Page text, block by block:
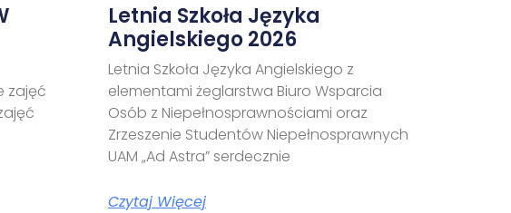
zajęć
Letnia Szkoła Języka
Angielskiego 2026
Letnia Szkoła Języka Angielskiego z
elementami żeglarstwa Biuro Wsparcia
Osób z Niepełnosprawnościami oraz
Zrzeszenie Studentów Niepełnosprawnych
UAM „Ad Astra” serdecznie
Czytaj Więcej